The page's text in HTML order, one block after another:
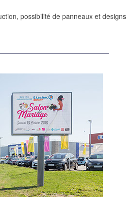
possibilité de panneaux et designs